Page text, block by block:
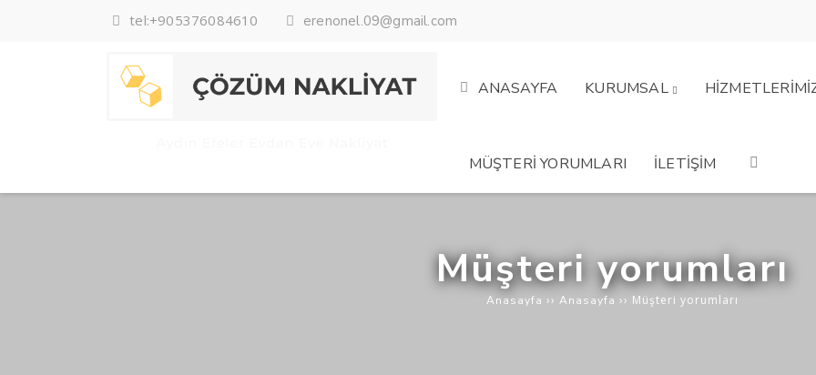
tel:+905376084610 erenonel.09@gmail.com
ANASAYFA KURUMSAL
MÜŞTERİ YORUMLARI İLETİŞİM
Müşteri yorumları
Anasayfa ›› Anasayfa ›› Müşteri yorumları